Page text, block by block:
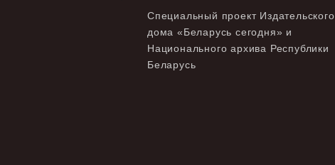
Специальный проект Издательского
дома «‎Беларусь сегодня» и
Национального архива Республики
Беларусь